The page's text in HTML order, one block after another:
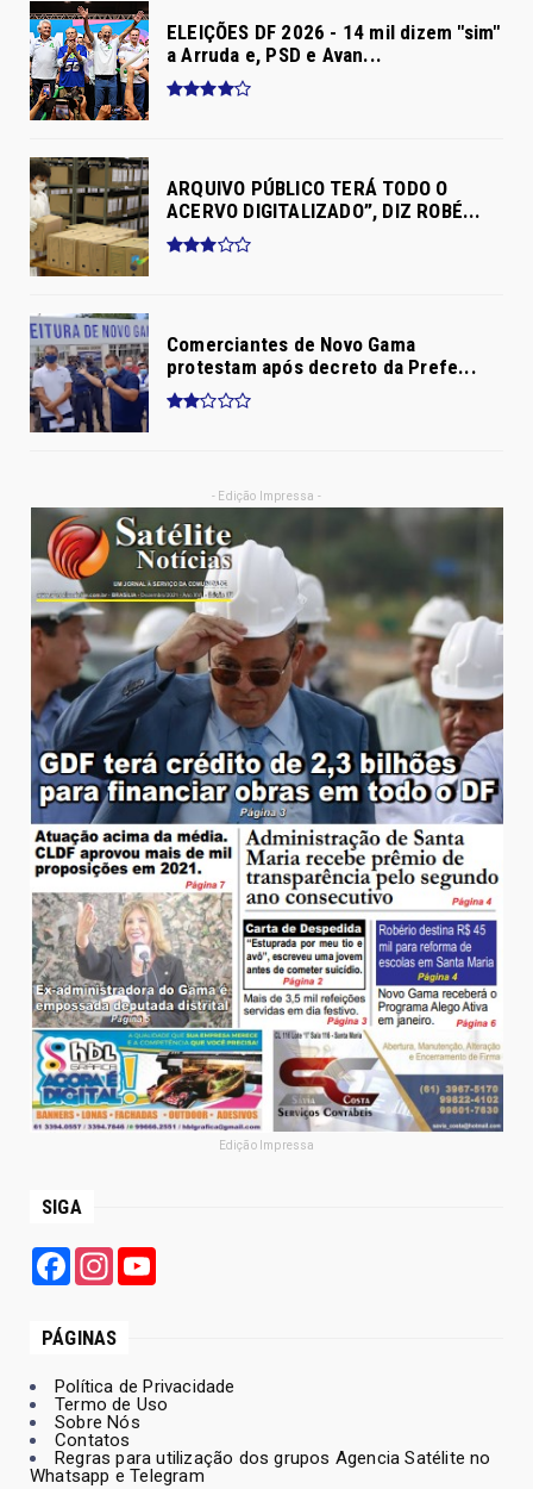
ELEIÇÕES DF 2026 - 14 mil dizem "sim"
a Arruda e, PSD e Avan...
ARQUIVO PÚBLICO TERÁ TODO O
ACERVO DIGITALIZADO”, DIZ ROBÉ...
Comerciantes de Novo Gama
protestam após decreto da Prefe...
- Edição Impressa -
Edição Impressa
SIGA
FacebookInstagram
PÁGINAS
Política de Privacidade
Termo de Uso
Sobre Nós
Contatos
Regras para utilização dos grupos Agencia Satélite no
Whatsapp e Telegram